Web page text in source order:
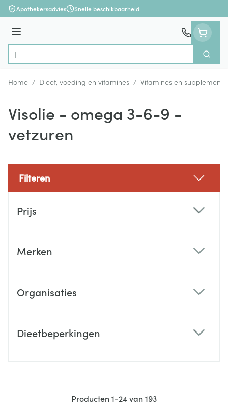
Ga naar de inhoud
Apothekersadvies Snelle beschikbaarheid
Menu
Product, merk, categorie...
Zoek
Home / Dieet, voeding en vitamines / Vitamines en
Visolie - omega 3-6-9 -
vetzuren
Filteren
Prijs
Merken
Organisaties
Dieetbeperkingen
Producten1-24van193